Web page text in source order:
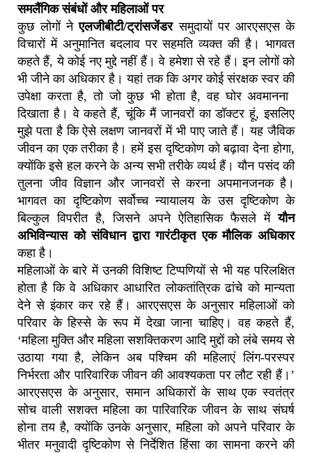
समलैंगिक संबंधों और महिलाओं पर
कुछ लोगों नेएलजीबीटी/ट्रांसजेंडरसमुदायों पर आरएसएस के
विचारों में अनुमानित बदलाव पर सहमति व्यक्त की है। भागवत
कहते हैं, ये कोई नए मुद्दे नहीं हैं। वे हमेशा से रहे हैं। इन लोगों को
भी जीने का अधिकार है। यहां तक ​​कि अगर कोई संरक्षक स्वर की
उपेक्षा करता है, तो जो कुछ भी होता है, वह घोर अवमानना ​​
दिखाता है। वे कहते हैं, चूंकि मैं जानवरों का डॉक्टर हूं, इसलिए
मुझे पता है कि ऐसे लक्षण जानवरों में भी पाए जाते हैं। यह जैविक
जीवन का एक तरीका है। हमें इस दृष्टिकोण को बढ़ावा देना होगा,
क्योंकि इसे हल करने के अन्य सभी तरीके व्यर्थ हैं। यौन पसंद की
तुलना जीव विज्ञान और जानवरों से करना अपमानजनक है।
भागवत का दृष्टिकोण सर्वोच्च न्यायालय के उस दृष्टिकोण के
बिल्कुल विपरीत है, जिसने अपने ऐतिहासिक फैसले मेंयौन
अभिविन्यास को संविधान द्वारा गारंटीकृत एक मौलिक अधिकार
कहा है।
महिलाओं के बारे में उनकी विशिष्ट टिप्पणियों से भी यह परिलक्षित
होता है कि वे अधिकार आधारित लोकतांत्रिक ढांचे को मान्यता
देने से इंकार कर रहे हैं। आरएसएस के अनुसार महिलाओं को
परिवार के हिस्से के रूप में देखा जाना चाहिए। वह कहते हैं,
‘महिला मुक्ति और महिला सशक्तिकरण आदि मुद्दों को लंबे समय से
उठाया गया है, लेकिन अब पश्चिम की महिलाएं लिंग-परस्पर
निर्भरता और पारिवारिक जीवन की आवश्यकता पर लौट रही हैं।’
आरएसएस के अनुसार, समान अधिकारों के साथ एक स्वतंत्र
सोच वाली सशक्त महिला का पारिवारिक जीवन के साथ संघर्ष
होना तय है, क्योंकि उनके अनुसार, महिला को अपने परिवार के
भीतर मनुवादी दृष्टिकोण से निर्देशित हिंसा का सामना करने की